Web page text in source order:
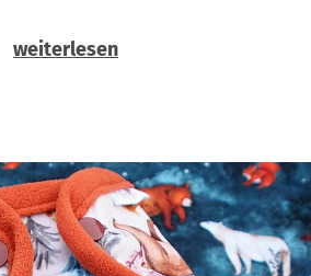
weiterlesen